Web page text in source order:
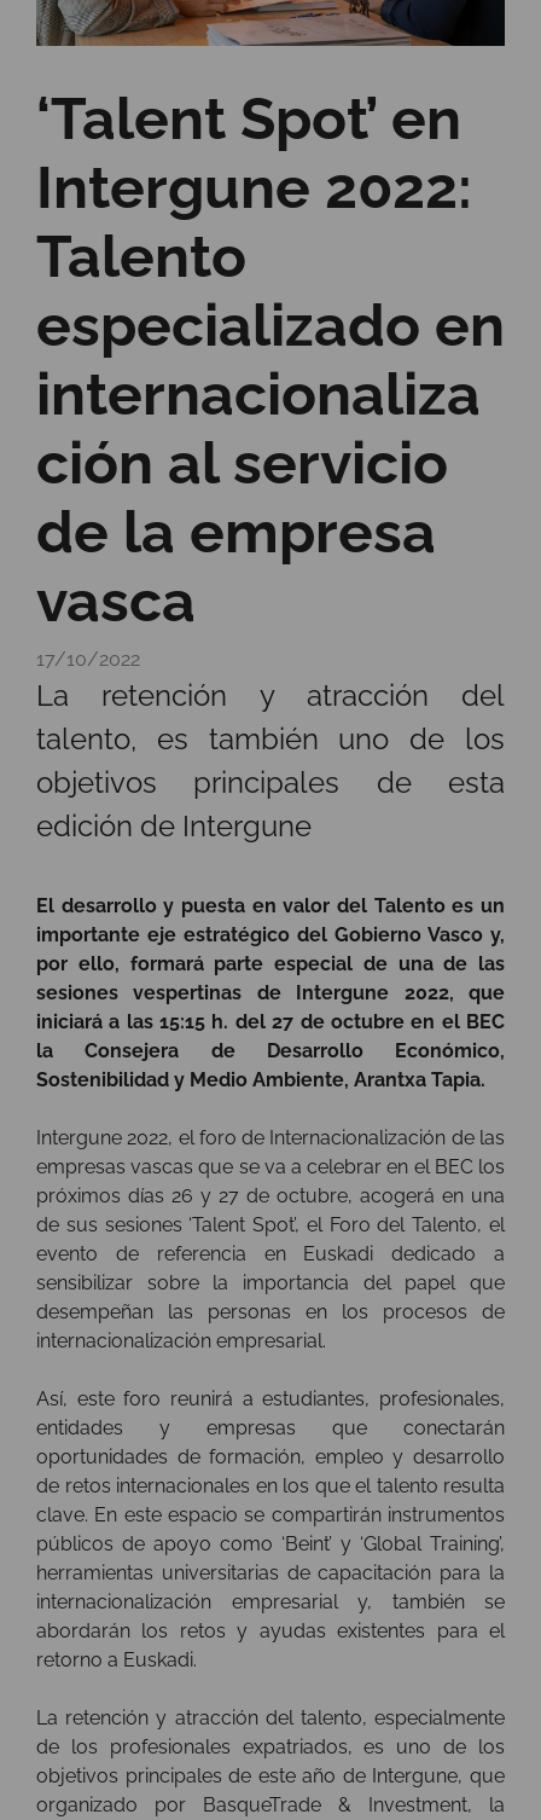
‘Talent Spot’ en
Intergune 2022:
Talento
especializado en
internacionaliza
ción al servicio
de la empresa
vasca
17/10/2022
La retención y atracción del
talento, es también uno de los
objetivos principales de esta
edición de Intergune
El desarrollo y puesta en valor del Talento es un
importante eje estratégico del Gobierno Vasco y,
por ello, formará parte especial de una de las
sesiones vespertinas de Intergune 2022, que
iniciará a las 15:15 h. del 27 de octubre en el BEC
la Consejera de Desarrollo Económico,
Sostenibilidad y Medio Ambiente, Arantxa Tapia.
Intergune 2022, el foro de Internacionalización de las
empresas vascas que se va a celebrar en el BEC los
próximos días 26 y 27 de octubre, acogerá en una
de sus sesiones ‘Talent Spot’, el Foro del Talento, el
evento de referencia en Euskadi dedicado a
sensibilizar sobre la importancia del papel que
desempeñan las personas en los procesos de
internacionalización empresarial.
Así, este foro reunirá a estudiantes, profesionales,
entidades y empresas que conectarán
oportunidades de formación, empleo y desarrollo
de retos internacionales en los que el talento resulta
clave. En este espacio se compartirán instrumentos
públicos de apoyo como ‘Beint’ y ‘Global Training’,
herramientas universitarias de capacitación para la
internacionalización empresarial y, también se
abordarán los retos y ayudas existentes para el
retorno a Euskadi.
La retención y atracción del talento, especialmente
de los profesionales expatriados, es uno de los
objetivos principales de este año de Intergune, que
organizado por BasqueTrade & Investment, la